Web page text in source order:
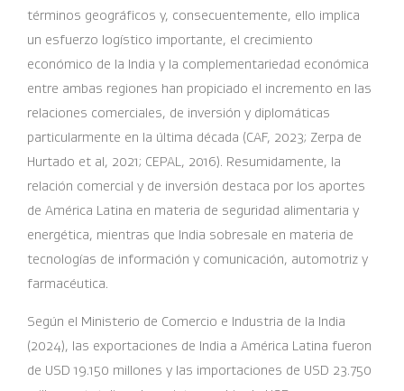
términos geográficos y, consecuentemente, ello implica
un esfuerzo logístico importante, el crecimiento
económico de la India y la complementariedad económica
entre ambas regiones han propiciado el incremento en las
relaciones comerciales, de inversión y diplomáticas
particularmente en la última década (CAF, 2023; Zerpa de
Hurtado et al, 2021; CEPAL, 2016). Resumidamente, la
relación comercial y de inversión destaca por los aportes
de América Latina en materia de seguridad alimentaria y
energética, mientras que India sobresale en materia de
tecnologías de información y comunicación, automotriz y
farmacéutica.
Según el Ministerio de Comercio e Industria de la India
(2024), las exportaciones de India a América Latina fueron
de USD 19.150 millones y las importaciones de USD 23.750